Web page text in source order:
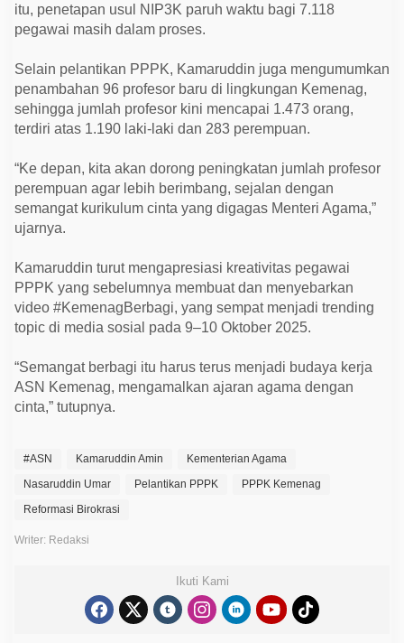
itu, penetapan usul NIP3K paruh waktu bagi 7.118
pegawai masih dalam proses.
Selain pelantikan PPPK, Kamaruddin juga mengumumkan
penambahan 96 profesor baru di lingkungan Kemenag,
sehingga jumlah profesor kini mencapai 1.473 orang,
terdiri atas 1.190 laki-laki dan 283 perempuan.
“Ke depan, kita akan dorong peningkatan jumlah profesor
perempuan agar lebih berimbang, sejalan dengan
semangat kurikulum cinta yang digagas Menteri Agama,”
ujarnya.
Kamaruddin turut mengapresiasi kreativitas pegawai
PPPK yang sebelumnya membuat dan menyebarkan
video #KemenagBerbagi, yang sempat menjadi trending
topic di media sosial pada 9–10 Oktober 2025.
“Semangat berbagi itu harus terus menjadi budaya kerja
ASN Kemenag, mengamalkan ajaran agama dengan
cinta,” tutupnya.
#ASN Kamaruddin Amin
Kementerian Agama
Nasaruddin Umar
Pelantikan PPPK
PPPK Kemenag
Reformasi Birokrasi
Writer: Redaksi
Ikuti Kami